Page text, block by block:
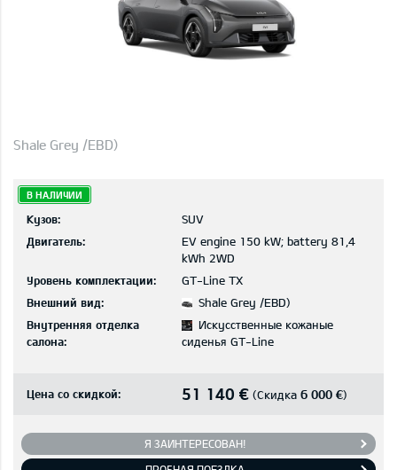
Shale Grey /EBD)
В НАЛИЧИИ
Кузов:
SUV
Двигатель:
EV engine 150 kW; battery 81,4
kWh 2WD
Уровень комплектации:
GT-Line TX
Внешний вид:
Shale Grey /EBD)
Внутренняя отделка
салона:
Искусственные кожаные
сиденья GT-Line
Цена со скидкой: 51 140 € (Скидка 6 000 €)
Я ЗАИНТЕРЕСОВАН!